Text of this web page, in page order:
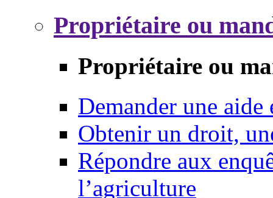
Propriétaire ou
Propriétaire ou
Demander une aide
Obtenir un droit,
Répondre aux
l’agriculture